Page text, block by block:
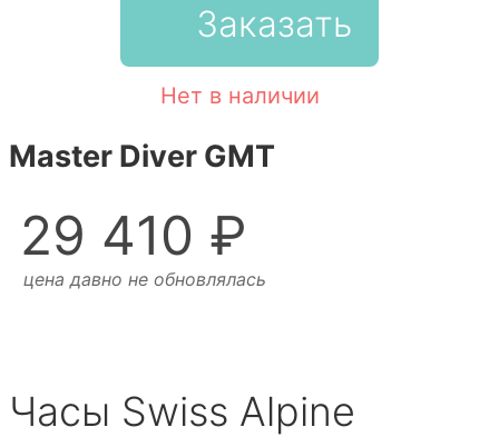
Заказать
Нет в наличии
Master Diver GMT
29 410 ₽
цена давно не обновлялась
Часы Swiss Alpine